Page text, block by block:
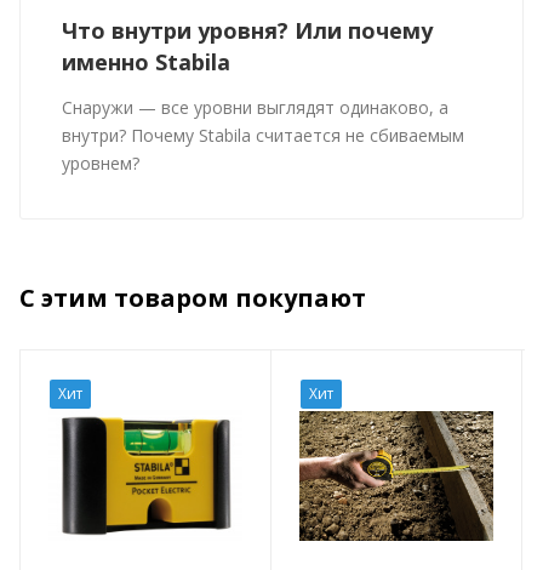
Что внутри уровня? Или почему
именно Stabila
Снаружи — все уровни выглядят одинаково, а
внутри? Почему Stabila считается не сбиваемым
уровнем?
С этим товаром покупают
Хит Хит